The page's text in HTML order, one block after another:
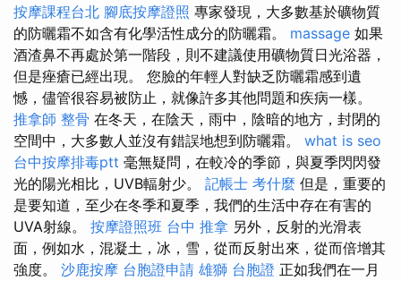
按摩課程台北 腳底按摩證照 專家發現，大多數基於礦物質
的防曬霜不如含有化學活性成分的防曬霜。 massage 如果
酒渣鼻不再處於第一階段，則不建議使用礦物質日光浴器，
但是痤瘡已經出現。 您臉的年輕人對缺乏防曬霜感到遺
憾，儘管很容易被防止，就像許多其他問題和疾病一樣。
推拿師 整骨 在冬天，在陰天，雨中，陰暗的地方，封閉的
空間中，大多數人並沒有錯誤地想到防曬霜。 what is seo
台中按摩排毒ptt 毫無疑問，在較冷的季節，與夏季閃閃發
光的陽光相比，UVB輻射少。 記帳士 考什麼 但是，重要的
是要知道，至少在冬季和夏季，我們的生活中存在有害的
UVA射線。 按摩證照班 台中 推拿 另外，反射的光滑表
面，例如水，混凝土，冰，雪，從而反射出來，從而倍增其
強度。 沙鹿按摩 台胞證申請 雄獅 台胞證 正如我們在一月